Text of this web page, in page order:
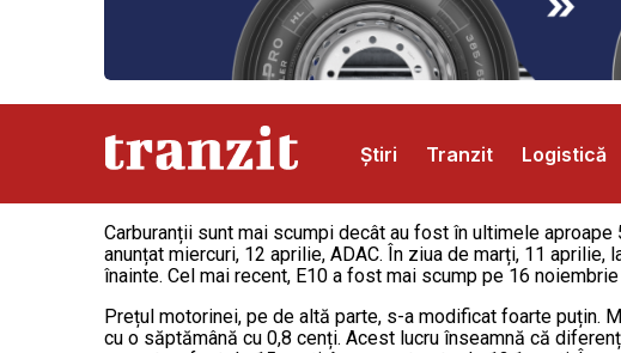
Știri Tranzit Logistică
Abonamente Publicitate Contact
Carburanții sunt mai scumpi decât au fost în ultimele
anunțat miercuri, 12 aprilie, ADAC. În ziua de marți, 11
înainte. Cel mai recent, E10 a fost mai scump pe 16
Prețul motorinei, pe de altă parte, s-a modificat foarte puțin.
cu o săptămână cu 0,8 cenți. Acest lucru înseamnă că